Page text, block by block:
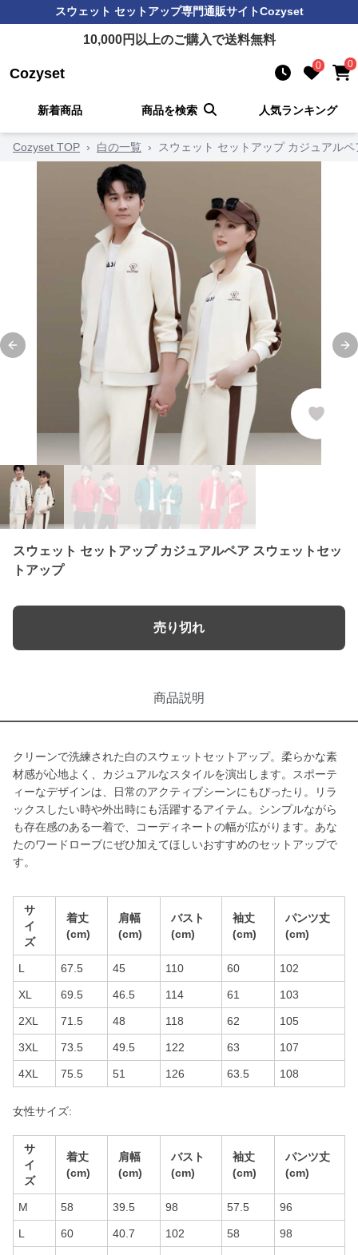
スウェット セットアップ専門通販サイトCozyset
10,000円以上のご購入で送料無料
Cozyset 0 0
新着商品 商品を検索 人気ランキング
Cozyset TOP › 白の一覧 › スウェット セットアップ カジュアル
Previous slide
スウェット セットアップ カジュアルペア スウェットセッ
トアップ
売り切れ
商品説明
クリーンで洗練された白のスウェットセットアップ。柔らかな素
材感が心地よく、カジュアルなスタイルを演出します。スポーテ
ィーなデザインは、日常のアクティブシーンにもぴったり。リラ
ックスしたい時や外出時にも活躍するアイテム。シンプルながら
も存在感のある一着で、コーディネートの幅が広がります。あな
たのワードローブにぜひ加えてほしいおすすめのセットアップで
す。
サ
イ
ズ
着丈
(cm)
肩幅
(cm)
バスト
(cm)
袖丈
(cm)
パンツ丈
(cm)
L 67.5 45 110 60 102
XL 69.5 46.5 114 61 103
2XL 71.5 48 118 62 105
3XL 73.5 49.5 122 63 107
4XL 75.5 51 126 63.5 108
女性サイズ:
サ
イ
ズ
着丈
(cm)
肩幅
(cm)
バスト
(cm)
袖丈
(cm)
パンツ丈
(cm)
M 58 39.5 98 57.5 96
L 60 40.7 102 58 98